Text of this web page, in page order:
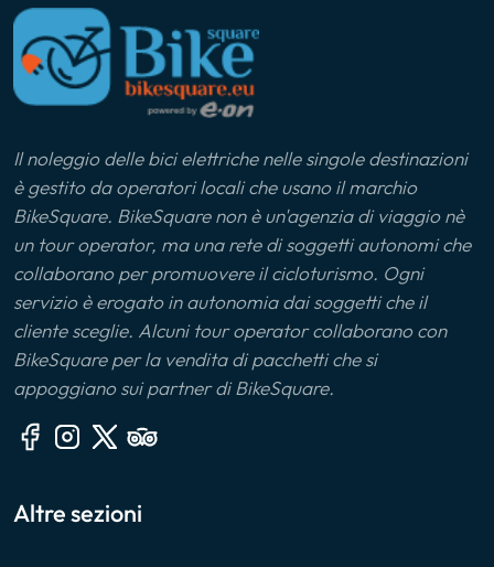
Il noleggio delle bici elettriche nelle singole destinazioni
è gestito da operatori locali che usano il marchio
BikeSquare. BikeSquare non è un'agenzia di viaggio nè
un tour operator, ma una rete di soggetti autonomi che
collaborano per promuovere il cicloturismo. Ogni
servizio è erogato in autonomia dai soggetti che il
cliente sceglie. Alcuni tour operator collaborano con
BikeSquare per la vendita di pacchetti che si
appoggiano sui partner di BikeSquare.
Altre sezioni